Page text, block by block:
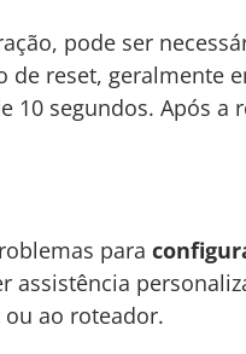
pode ser
reset, geralmente
10 segundos. Após a
para
ao roteador.